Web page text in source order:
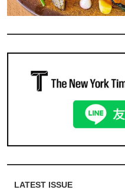
LATEST ISSUE